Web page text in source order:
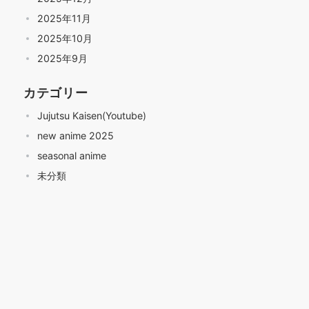
2025年11月
2025年10月
2025年9月
カテゴリー
Jujutsu Kaisen(Youtube)
new anime 2025
seasonal anime
未分類